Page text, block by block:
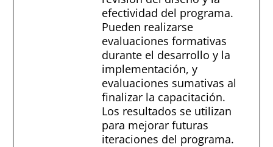
efectividad del programa.
Pueden realizarse
evaluaciones formativas
durante el desarrollo y la
implementación, y
evaluaciones sumativas al
finalizar la capacitación.
Los resultados se utilizan
para mejorar futuras
iteraciones del programa.